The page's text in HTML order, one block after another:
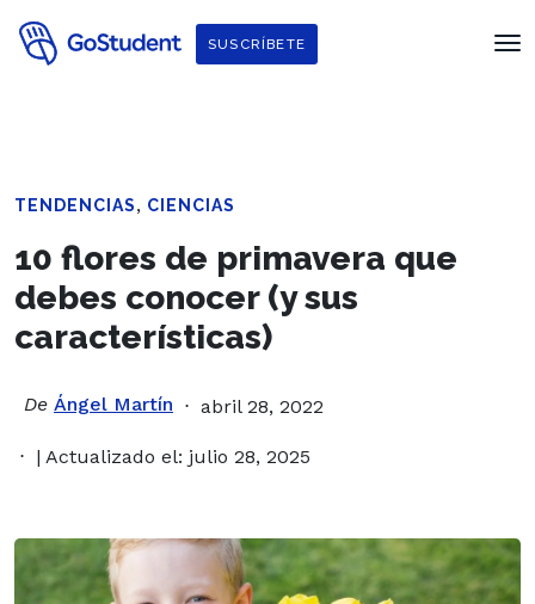
SUSCRÍBETE
TENDENCIAS, CIENCIAS
10 flores de primavera que
debes conocer (y sus
características)
De Ángel Martín abril 28, 2022
| Actualizado el: julio 28, 2025